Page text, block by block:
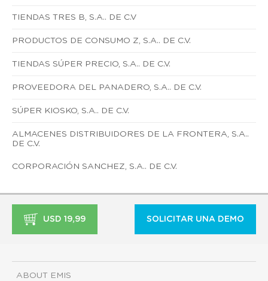
TIENDAS TRES B, S.A.. DE C.V
PRODUCTOS DE CONSUMO Z, S.A.. DE C.V.
TIENDAS SÚPER PRECIO, S.A.. DE C.V.
PROVEEDORA DEL PANADERO, S.A.. DE C.V.
SÚPER KIOSKO, S.A.. DE C.V.
ALMACENES DISTRIBUIDORES DE LA FRONTERA, S.A..
DE C.V.
CORPORACIÓN SANCHEZ, S.A.. DE C.V.
USD 19,99 SOLICITAR UNA DEMO
ABOUT EMIS